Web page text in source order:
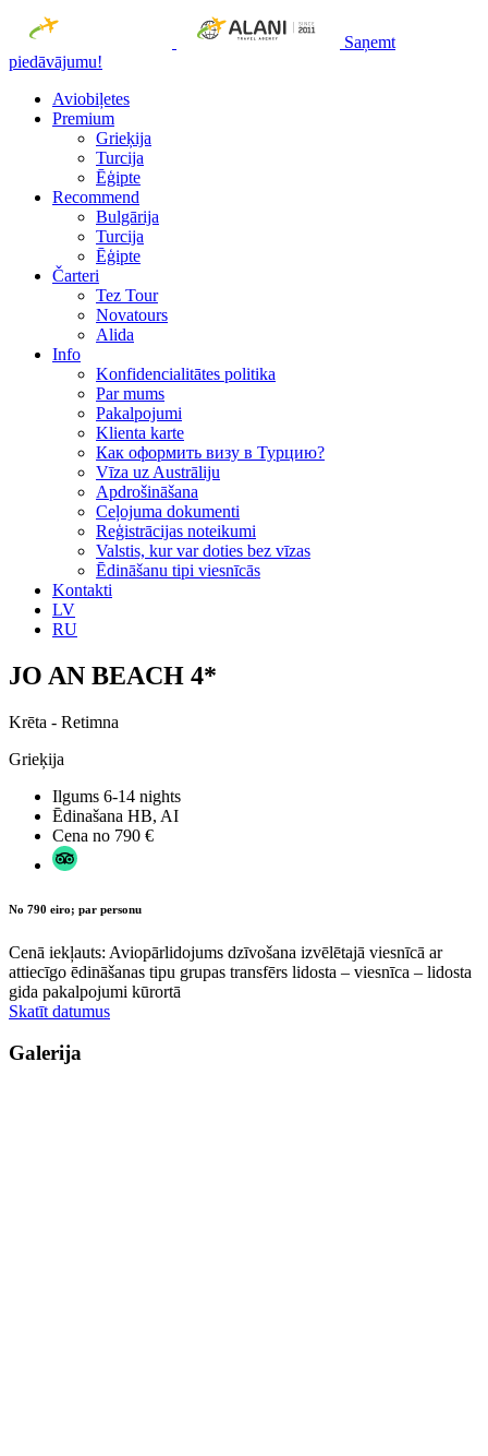
Saņemt
piedāvājumu!
Aviobiļetes
Premium
Grieķija
Turcija
Ēģipte
Recommend
Bulgārija
Turcija
Ēģipte
Čarteri
Tez Tour
Novatours
Alida
Info
Konfidencialitātes politika
Par mums
Рakalpojumi
Klienta karte
Как оформить визу в Турцию?
Vīza uz Austrāliju
Apdrošināšana
Ceļojuma dokumenti
Reģistrācijas noteikumi
Valstis, kur var doties bez vīzas
Ēdināšanu tipi viesnīcās
Kontakti
LV
RU
JO AN BEACH 4*
Krēta - Retimna
Grieķija
Ilgums 6-14 nights
Ēdinašana HB, AI
Cena no 790 €
No 790 eiro; par personu
Cenā iekļauts: Aviopārlidojums dzīvošana izvēlētajā viesnīcā ar
attiecīgo ēdināšanas tipu grupas transfērs lidosta – viesnīca – lidosta
gida pakalpojumi kūrortā
Skatīt datumus
Galerija